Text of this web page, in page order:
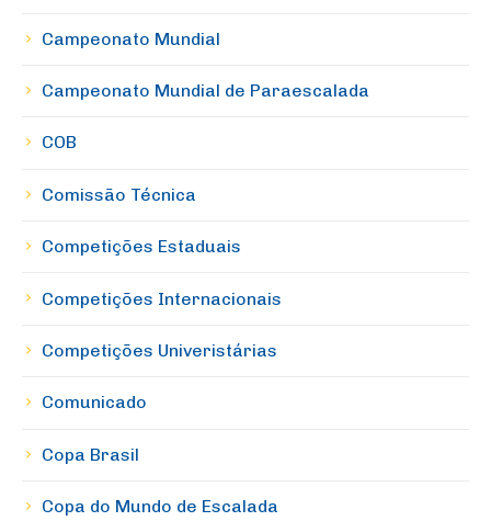
Campeonato Mundial
Campeonato Mundial de Paraescalada
COB
Comissão Técnica
Competições Estaduais
Competições Internacionais
Competições Univeristárias
Comunicado
Copa Brasil
Copa do Mundo de Escalada